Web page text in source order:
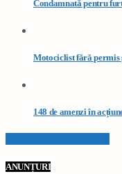
Condamnată pentru
Motociclist fără permis
148 de amenzi în
ANUNȚURI